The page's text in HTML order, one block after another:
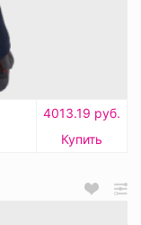
4013.19 руб.
Купить